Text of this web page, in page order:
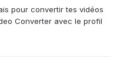
pour convertir tes vidéos
Converter avec le profil